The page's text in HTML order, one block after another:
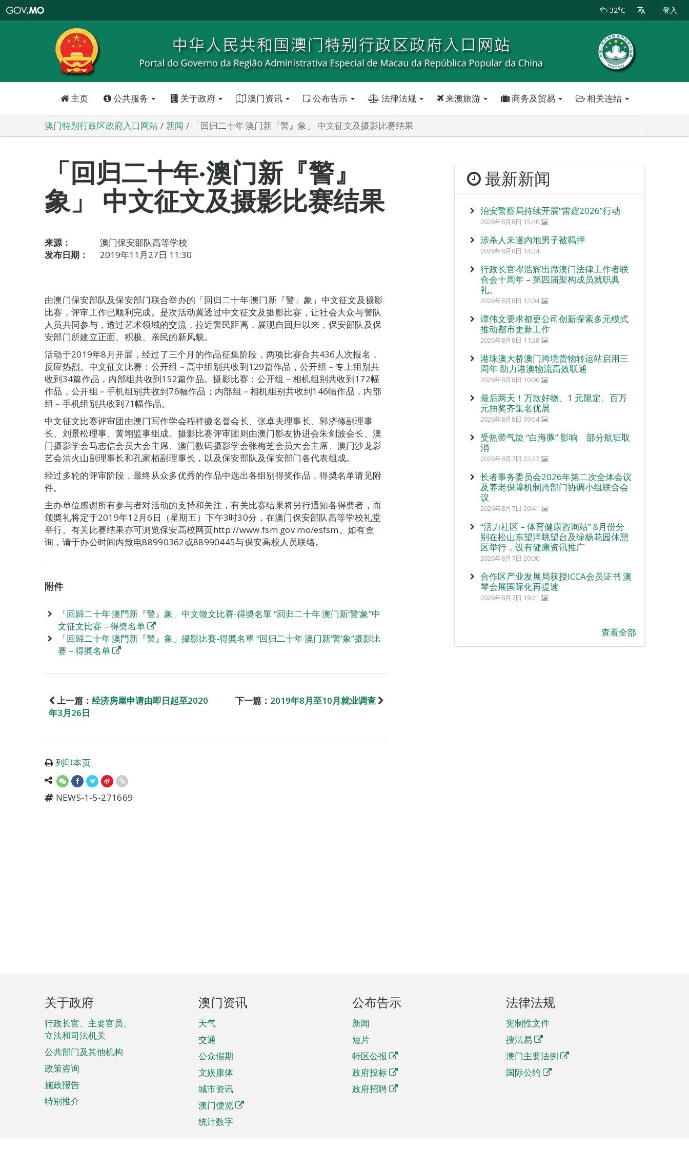
特
政
区
政
口
32°C 登入
主页 公共服务 关于政府 澳门资讯 公布告示 法律法规 来澳旅游 商务及贸易 相关连结
澳门特别行政区政府入口网站 新闻 「回归二十年‧澳门新『警』象」 中文征文及摄影比赛结果
「回归二十年‧澳门新『警』
象」 中文征文及摄影比赛结果
来源：
澳门保安部队高等学校
发布日期：
2019年11月27日 11:30
由澳门保安部队及保安部门联合举办的「回归二十年‧澳门新『警』象」中文征文及摄影
比赛，评审工作已顺利完成。是次活动冀透过中文征文及摄影比赛，让社会大众与警队
人员共同参与，透过艺术领域的交流，拉近警民距离，展现自回归以来，保安部队及保
安部门所建立正面、积极、亲民的新风貌。
活动于2019年8月开展，经过了三个月的作品征集阶段，两项比赛合共436人次报名，
反应热烈。中文征文比赛：公开组－高中组别共收到129篇作品，公开组－专上组别共
收到34篇作品，内部组共收到152篇作品。摄影比赛：公开组－相机组别共收到172幅
作品，公开组－手机组别共收到76幅作品；内部组－相机组别共收到146幅作品，内部
组－手机组别共收到71幅作品。
中文征文比赛评审团由澳门写作学会程祥徽名誉会长、张卓夫理事长、郭济修副理事
长、刘景松理事、黄翊监事组成。摄影比赛评审团则由澳门影友协进会朱剑波会长、澳
门摄影学会马志信会员大会主席、澳门数码摄影学会张梅芝会员大会主席、澳门沙龙影
艺会洪火山副理事长和孔家栢副理事长，以及保安部队及保安部门各代表组成。
经过多轮的评审阶段，最终从众多优秀的作品中选出各组别得奖作品，得奬名单请见附
件。
主办单位感谢所有参与者对活动的支持和关注，有关比赛结果将另行通知各得奬者，而
颁奬礼将定于2019年12月6日（星期五）下午3时30分，在澳门保安部队高等学校礼堂
举行。有关比赛结果亦可浏览保安高校网页http://www.fsm.gov.mo/esfsm。如有查
询，请于办公时间内致电88990362或88990445与保安高校人员联络。
附件
「回歸二十年‧澳門新『警』象」中文徵文比賽-得奬名單 “回归二十年‧澳门新‘警’象”中
文征文比赛 – 得奬名单
「回歸二十年‧澳門新『警』象」攝影比賽-得奬名單 “回归二十年‧澳门新‘警’象”摄影比
赛 – 得奬名单
上一篇： 经济房屋申请由即日起至2020
年3月26日
下一篇： 2019年8月至10月就业调查
列印本页
NEWS-1-5-271669
最新新闻
治安警察局持续开展“雷霆2026”行动
2026年8月8日 15:40
涉杀人未遂内地男子被羁押
2026年8月8日 14:24
行政长官岑浩辉出席澳门法律工作者联
合会十周年 – 第四届架构成员就职典
礼。
2026年8月8日 12:04
谭伟文要求都更公司创新探索多元模式
推动都市更新工作
2026年8月8日 11:28
港珠澳大桥澳门跨境货物转运站启用三
周年 助力港澳物流高效联通
2026年8月8日 10:00
最后两天！万款好物、1 元限定、百万
元抽奖齐集名优展
2026年8月8日 09:54
受热带气旋 “白海豚” 影响 部分航班取
消
2026年8月7日 22:27
长者事务委员会2026年第二次全体会议
及养老保障机制跨部门协调小组联合会
议
2026年8月7日 20:41
“活力社区 – 体育健康咨询站” 8月份分
别在松山东望洋眺望台及绿杨花园休憩
区举行，设有健康资讯推广
2026年8月7日 20:00
合作区产业发展局获授ICCA会员证书 澳
琴会展国际化再提速
2026年8月7日 19:21
查看全部
页
脚
菜
单
关于政府
行政长官、主要官员、
立法和司法机关
公共部门及其他机构
政策咨询
施政报告
特别推介
澳门资讯
天气
交通
公众假期
文娱康体
城市资讯
澳门便览
统计数字
公布告示
新闻
短片
特区公报
政府投标
政府招聘
法律法规
宪制性文件
搜法易
澳门主要法例
国际公约